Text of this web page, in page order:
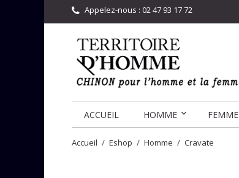
Appelez-nous : 02 47 93 17 72
ACCUEIL HOMME FEMME
Accueil Eshop Homme Cravate